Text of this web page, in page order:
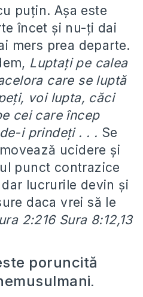
puţin. Aşa este
încet şi nu-ţi dai
mers prea departe.
Luptaţi pe calea
care se luptă
voi lupta, căci
cei care încep
i prindeţi . . . Se
ucidere şi
punct contrazice
lucrurile devin şi
daca vrei să le
2:216 Sura 8:12,13
poruncită
.